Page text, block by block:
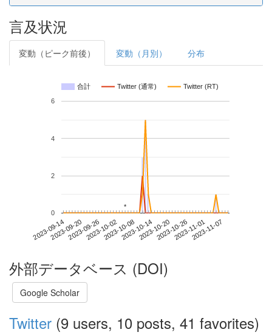
言及状況
変動（ピーク前後） 変動（月別） 分布
合計 Twitter (通常) Twitter (RT)
2023-09-142023-09-202023-09-262023-10-022023-10-082023-10-142023-10-202023-10-262023-11-012023-11-07
0
2
4
6
**
外部データベース (DOI)
Google Scholar
Twitter (9 users, 10 posts, 41 favorites)